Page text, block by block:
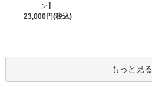
ン】
23,000円(税込)
もっと見る